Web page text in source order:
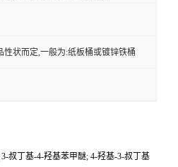
性状而定,一般为:纸板桶或镀锌铁桶
叔丁基-4-羟基苯甲醚; 4-羟基-3-叔丁基